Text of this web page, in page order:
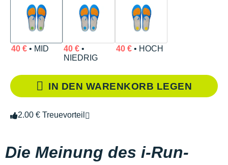
40 €• MID 40 €•
NIEDRIG
40 €• HOCH
IN DEN WARENKORB LEGEN
2.00 € Treuevorteil
Die Meinung des i-Run-